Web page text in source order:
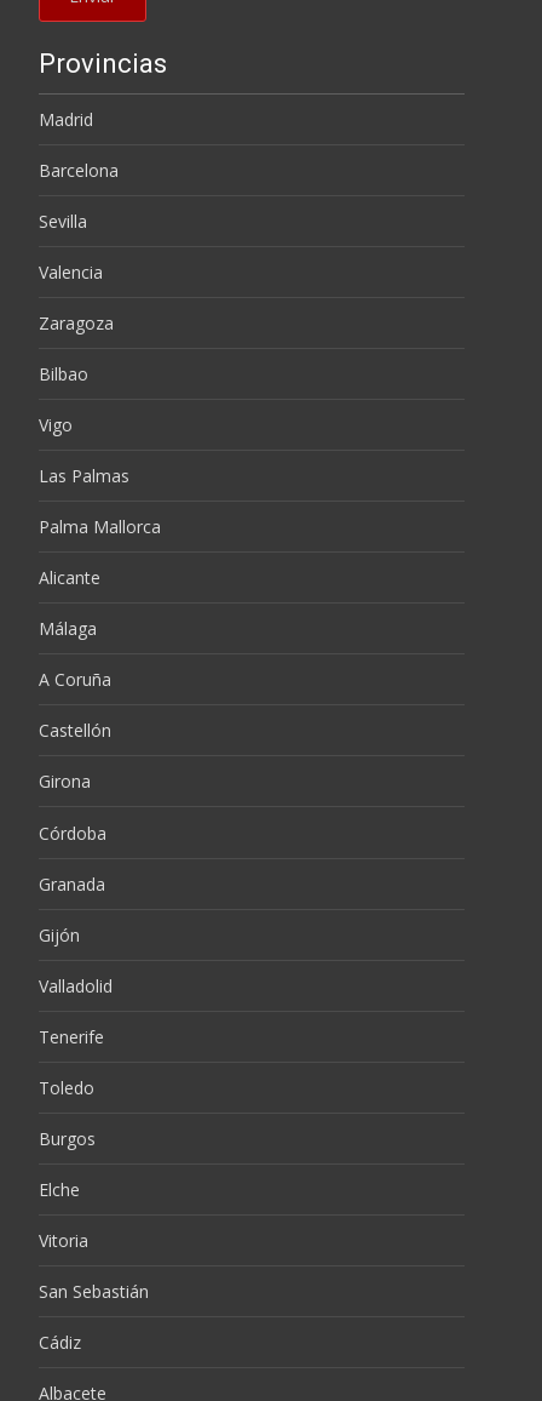
Provincias
Madrid
Barcelona
Sevilla
Valencia
Zaragoza
Bilbao
Vigo
Las Palmas
Palma Mallorca
Alicante
Málaga
A Coruña
Castellón
Girona
Córdoba
Granada
Gijón
Valladolid
Tenerife
Toledo
Burgos
Elche
Vitoria
San Sebastián
Cádiz
Albacete